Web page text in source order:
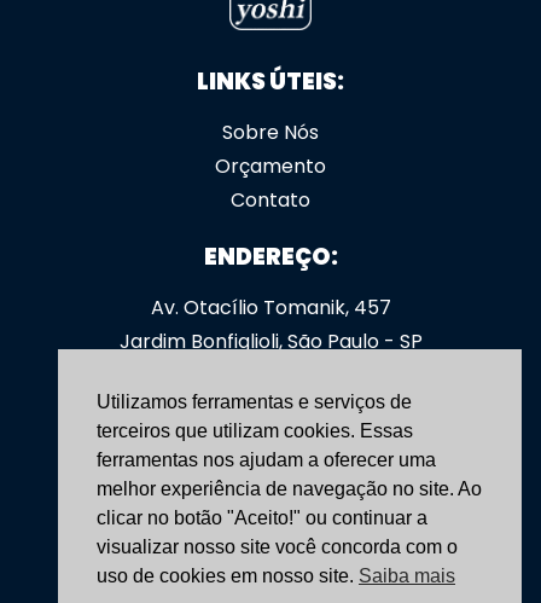
LINKS ÚTEIS:
Sobre Nós
Orçamento
Contato
ENDEREÇO:
Av. Otacílio Tomanik, 457
Jardim Bonfiglioli, São Paulo - SP
SIGA-NOS:
yoshimoveis
CONTATO:
(11) 3531-4166
Utilizamos ferramentas e serviços de
terceiros que utilizam cookies. Essas
ferramentas nos ajudam a oferecer uma
melhor experiência de navegação no site. Ao
clicar no botão "Aceito!" ou continuar a
visualizar nosso site você concorda com o
uso de cookies em nosso site. Saiba mais